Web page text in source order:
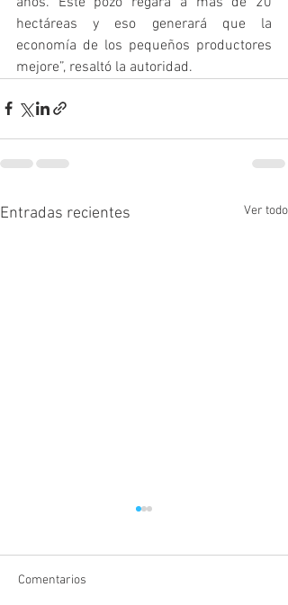
hectáreas y eso generará que la
economía de los pequeños productores
mejore”, resaltó la autoridad.
Entradas recientes Ver todo
Comentarios